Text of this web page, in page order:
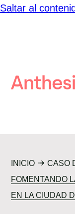
Saltar al
IMPACTO
RECURSOS
Búsqueda
INICIO CASO
FOMENTANDO
EN LA CIUDAD